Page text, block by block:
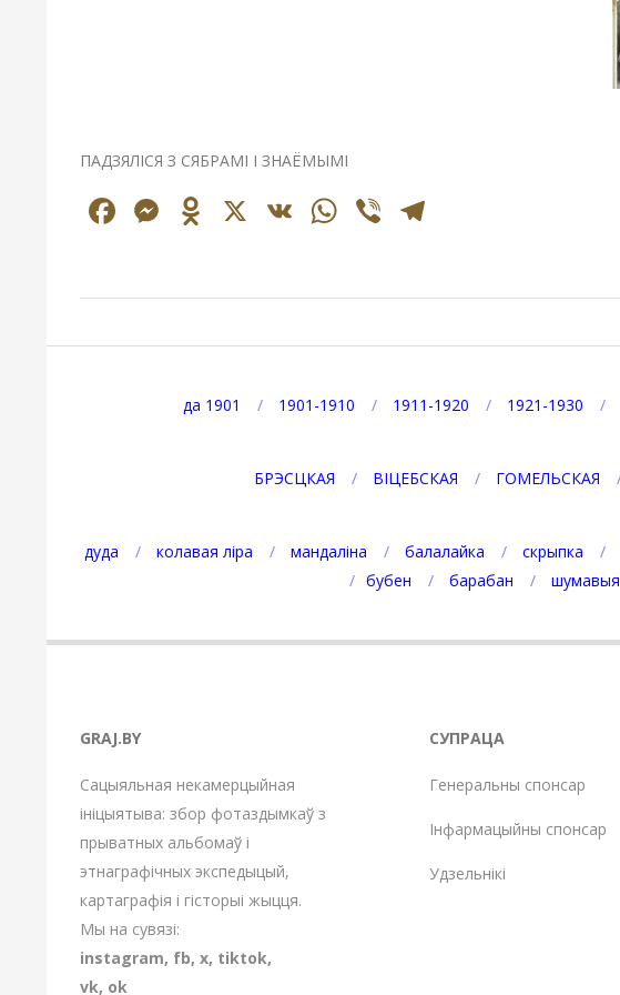
ПАДЗЯЛІСЯ З СЯБРАМІ І ЗНАЁМЫМІ
Facebook
Messenger
Odnoklassniki
X VK WhatsApp
Viber
08-
да 1901
1901-1910 1911-1920 1921-1930
БРЭСЦКАЯ ВІЦЕБСКАЯ ГОМЕЛЬСКАЯ
дуда колавая ліра мандаліна балалайка скрыпка
бубен
барабан шумавыя
GRAJ.BY
Сацыяльная некамерцыйная
ініцыятыва: збор фотаздымкаў з
прыватных альбомаў і
этнаграфічных экспедыцый,
картаграфія і гісторыі жыцця.
Мы на сувязі:
instagram, fb, х, tiktok,
vk, ok
СУПРАЦА
Генеральны спонсар
Інфармацыйны спонсар
Удзельнікі